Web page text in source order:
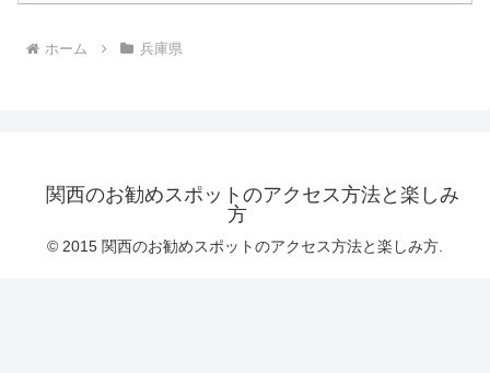
ホーム 兵庫県
関西のお勧めスポットのアクセス方法と楽しみ
方
© 2015 関西のお勧めスポットのアクセス方法と楽しみ方.